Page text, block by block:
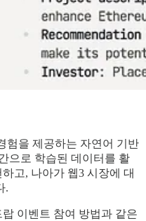
험을 제공하는 자연어 기반
으로 학습된 데이터를 활
고, 나아가 웹3 시장에 대
.
이벤트 참여 방법과 같은